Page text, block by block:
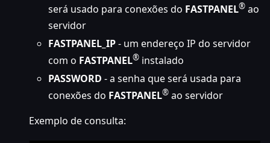
será usado para conexões do FASTPANEL® ao
servidor
FASTPANEL_IP- um endereço IP do servidor
com o FASTPANEL® instalado
PASSWORD - a senha que será usada para
conexões do FASTPANEL® ao servidor
Exemplo de consulta: